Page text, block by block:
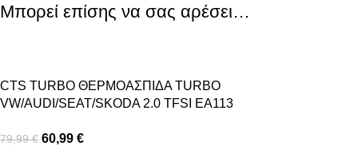
Μπορεί επίσης να σας αρέσει…
CTS TURBO ΘΕΡΜΟΑΣΠΙΔΑ TURBO
VW/AUDI/SEAT/SKODA 2.0 TFSI EA113
79,99€ 60,99 €